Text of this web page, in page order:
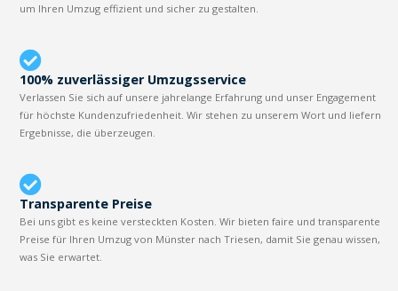
um Ihren Umzug effizient und sicher zu gestalten.
100% zuverlässiger Umzugsservice
Verlassen Sie sich auf unsere jahrelange Erfahrung und unser Engagement
für höchste Kundenzufriedenheit. Wir stehen zu unserem Wort und liefern
Ergebnisse, die überzeugen.
Transparente Preise
Bei uns gibt es keine versteckten Kosten. Wir bieten faire und transparente
Preise für Ihren Umzug von Münster nach Triesen, damit Sie genau wissen,
was Sie erwartet.